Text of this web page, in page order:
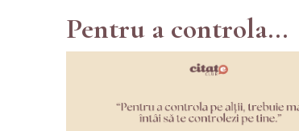
Pentru a controla...